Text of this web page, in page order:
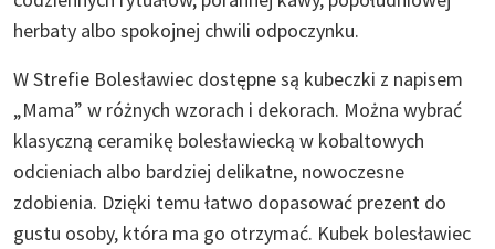
herbaty albo spokojnej chwili odpoczynku.
W Strefie Bolesławiec dostępne są kubeczki z napisem
„Mama” w różnych wzorach i dekorach. Można wybrać
klasyczną ceramikę bolesławiecką w kobaltowych
odcieniach albo bardziej delikatne, nowoczesne
zdobienia. Dzięki temu łatwo dopasować prezent do
gustu osoby, która ma go otrzymać. Kubek bolesławiec